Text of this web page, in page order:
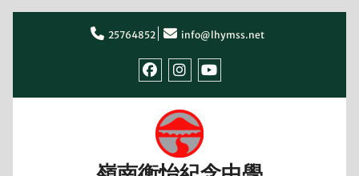
25764852 info@lhymss.net